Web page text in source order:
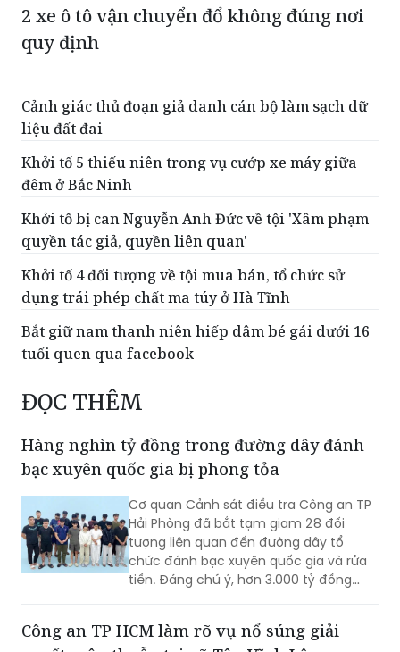
Đất thải từ khu tái định cư Tây Bắc được
quy định
Cảnh giác thủ đoạn giả danh cán bộ làm sạch dữ
liệu đất đai
Khởi tố 5 thiếu niên trong vụ cướp xe máy giữa
đêm ở Bắc Ninh
Khởi tố bị can Nguyễn Anh Đức về tội 'Xâm phạm
quyền tác giả, quyền liên quan'
Khởi tố 4 đối tượng về tội mua bán, tổ chức sử
dụng trái phép chất ma túy ở Hà Tĩnh
Bắt giữ nam thanh niên hiếp dâm bé gái dưới 16
tuổi quen qua facebook
ĐỌC THÊM
Hàng nghìn tỷ đồng trong đường dây đánh
bạc xuyên quốc gia bị phong tỏa
Cơ quan Cảnh sát điều tra Công an TP
Hải Phòng đã bắt tạm giam 28 đối
chức đánh bạc xuyên quốc gia và rửa
tiền. Đáng chú ý, hơn 3.000 tỷ đồng